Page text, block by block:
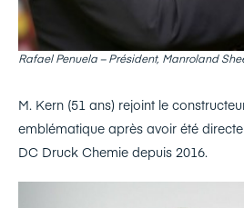
Rafael Penuela – Président, Manroland
M. Kern (51 ans) rejoint le
emblématique après avoir été
DC Druck Chemie depuis 2016.